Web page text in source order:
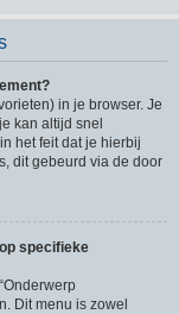
in je browser. Je
kan altijd snel
het feit dat je hierbij
dit gebeurd via de door
specifieke
Dit menu is zowel